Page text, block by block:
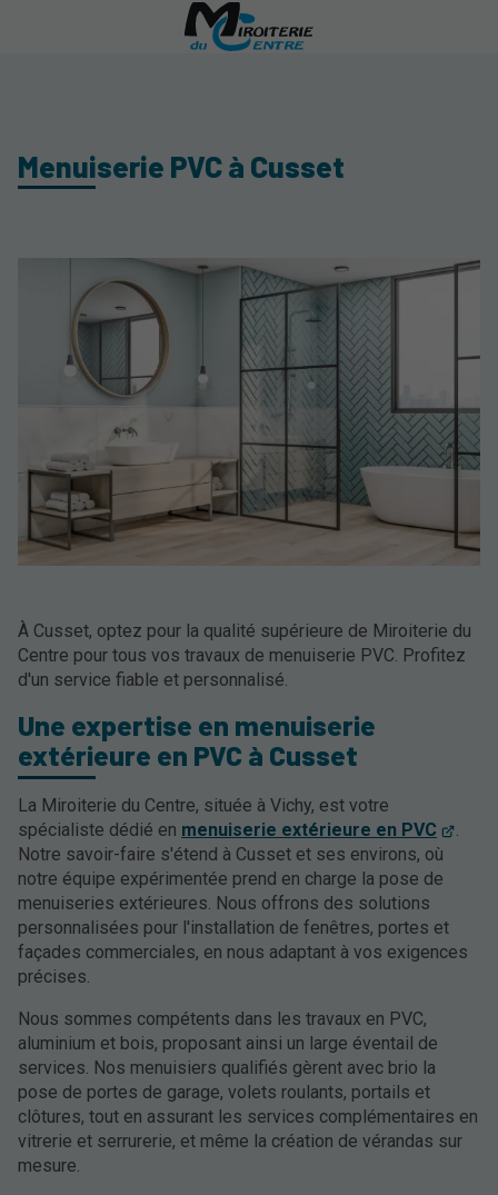
Menuiserie PVC à Cusset
À Cusset, optez pour la qualité supérieure de Miroiterie du
Centre pour tous vos travaux de menuiserie PVC. Profitez
d'un service fiable et personnalisé.
Une expertise en menuiserie
extérieure en PVC à Cusset
La Miroiterie du Centre, située à Vichy, est votre
spécialiste dédié en menuiserie extérieure en PVC
.
Notre savoir-faire s'étend à Cusset et ses environs, où
notre équipe expérimentée prend en charge la pose de
menuiseries extérieures. Nous offrons des solutions
personnalisées pour l'installation de fenêtres, portes et
façades commerciales, en nous adaptant à vos exigences
précises.
Nous sommes compétents dans les travaux en PVC,
aluminium et bois, proposant ainsi un large éventail de
services. Nos menuisiers qualifiés gèrent avec brio la
pose de portes de garage, volets roulants, portails et
clôtures, tout en assurant les services complémentaires en
vitrerie et serrurerie, et même la création de vérandas sur
mesure.